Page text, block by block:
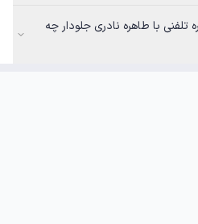
اولین نوبت خالی برای رزرو مشاوره تلفنی با طاهره نادری جلودار چه